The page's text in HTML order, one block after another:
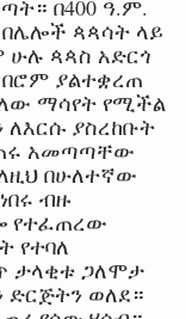
በ400 ዓ.ም.
ጳጳሳት ላይ
ሁሉ ጳጳስ አድርጎ
ያልተቋረጠ
ማሳየት የሚችል
ለእርሱ ያስረከቡት
አመጣጣቸው
በሁለተኛው
ብዙ
የተፈጠረው
የተባለ
ታላቂቱ ጋለሞታ
ድርጅትን ወለደ።